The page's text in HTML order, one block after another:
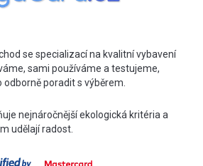
se specializací na kvalitní vybavení
sami používáme a testujeme,
poradit s výběrem.
nejnáročnější ekologická kritéria a
udělají radost.